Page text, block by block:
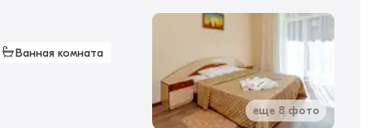
Ванная комната
еще 8 фото